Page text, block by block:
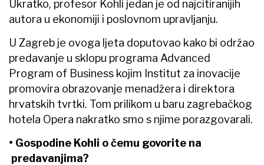
Ukratko, profesor Kohli jedan je od najcitiranijih
autora u ekonomiji i poslovnom upravljanju.
U Zagreb je ovoga ljeta doputovao kako bi održao
predavanje u sklopu programa Advanced
Program of Business kojim Institut za inovacije
promovira obrazovanje menadžera i direktora
hrvatskih tvrtki. Tom prilikom u baru zagrebačkog
hotela Opera nakratko smo s njime porazgovarali.
• Gospodine Kohli o čemu govorite na
predavanjima?